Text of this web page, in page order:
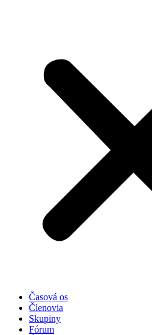
Časová os
Členovia
Skupiny
Fórum